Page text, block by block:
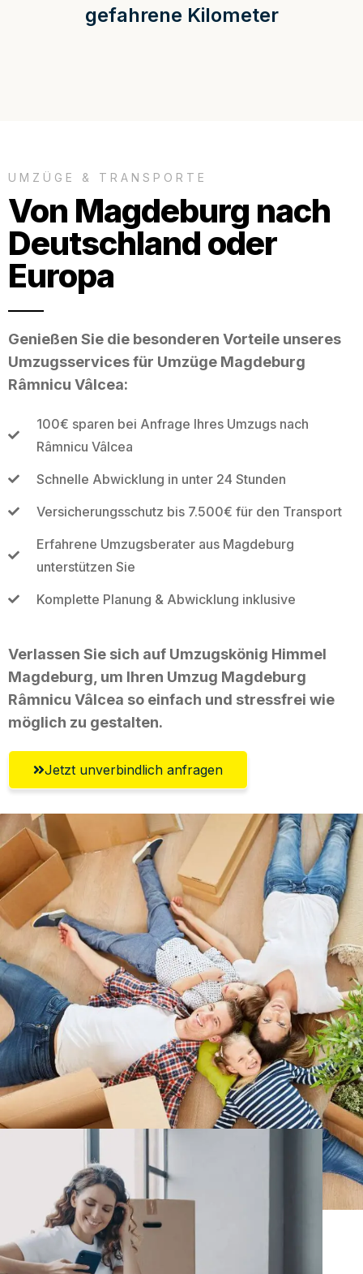
gefahrene Kilometer
UMZÜGE & TRANSPORTE
Von Magdeburg nach
Deutschland oder
Europa
Genießen Sie die besonderen Vorteile unseres
Umzugsservices für Umzüge Magdeburg
Râmnicu Vâlcea:
100€ sparen bei Anfrage Ihres Umzugs nach
Râmnicu Vâlcea
Schnelle Abwicklung in unter 24 Stunden
Versicherungsschutz bis 7.500€ für den Transport
Erfahrene Umzugsberater aus Magdeburg
unterstützen Sie
Komplette Planung & Abwicklung inklusive
Verlassen Sie sich auf Umzugskönig Himmel
Magdeburg, um Ihren Umzug Magdeburg
Râmnicu Vâlcea so einfach und stressfrei wie
möglich zu gestalten.
Jetzt unverbindlich anfragen